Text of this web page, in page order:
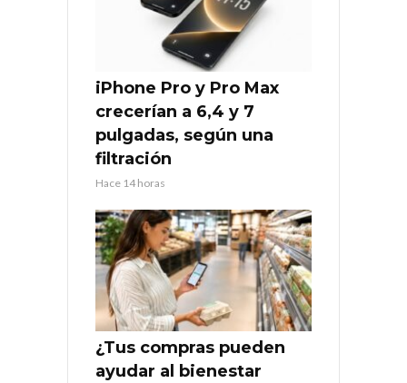
iPhone Pro y Pro Max
crecerían a 6,4 y 7
pulgadas, según una
filtración
Hace 14 horas
¿Tus compras pueden
ayudar al bienestar